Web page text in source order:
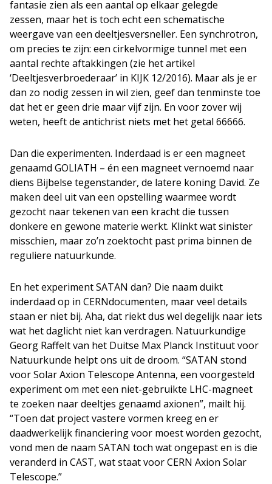
fantasie zien als een aantal op elkaar gelegde
zessen, maar het is toch echt een schematische
weergave van een deeltjesversneller. Een synchrotron,
om precies te zijn: een cirkelvormige tunnel met een
aantal rechte aftakkingen (zie het artikel
‘Deeltjesverbroederaar’ in KIJK 12/2016). Maar als je er
dan zo nodig zessen in wil zien, geef dan tenminste toe
dat het er geen drie maar vijf zijn. En voor zover wij
weten, heeft de antichrist niets met het getal 66666.
Dan die experimenten. Inderdaad is er een magneet
genaamd GOLIATH – én een magneet vernoemd naar
diens Bijbelse tegenstander, de latere koning David. Ze
maken deel uit van een opstelling waarmee wordt
gezocht naar tekenen van een kracht die tussen
donkere en gewone materie werkt. Klinkt wat sinister
misschien, maar zo’n zoektocht past prima binnen de
reguliere natuurkunde.
En het experiment SATAN dan? Die naam duikt
inderdaad op in CERNdocumenten, maar veel details
staan er niet bij. Aha, dat riekt dus wel degelijk naar iets
wat het daglicht niet kan verdragen. Natuurkundige
Georg Raffelt van het Duitse Max Planck Instituut voor
Natuurkunde helpt ons uit de droom. “SATAN stond
voor Solar Axion Telescope Antenna, een voorgesteld
experiment om met een niet-gebruikte LHC-magneet
te zoeken naar deeltjes genaamd axionen”, mailt hij.
“Toen dat project vastere vormen kreeg en er
daadwerkelijk financiering voor moest worden gezocht,
vond men de naam SATAN toch wat ongepast en is die
veranderd in CAST, wat staat voor CERN Axion Solar
Telescope.”